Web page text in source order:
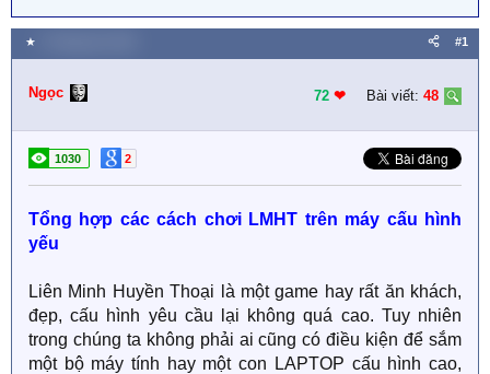
★ #1
Ngọc 72 ❤︎ Bài viết: 48
1030 2
Tổng hợp các cách chơi LMHT trên máy cấu hình
yếu
Liên Minh Huyền Thoại là một game hay rất ăn khách,
đẹp, cấu hình yêu cầu lại không quá cao. Tuy nhiên
trong chúng ta không phải ai cũng có điều kiện để sắm
một bộ máy tính hay một con LAPTOP cấu hình cao,